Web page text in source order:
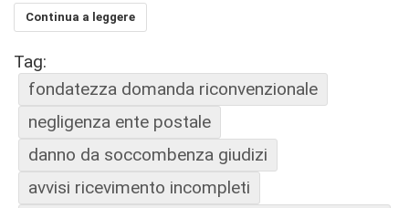
Continua a leggere
Tag:
fondatezza domanda riconvenzionale
negligenza ente postale
danno da soccombenza giudizi
avvisi ricevimento incompleti